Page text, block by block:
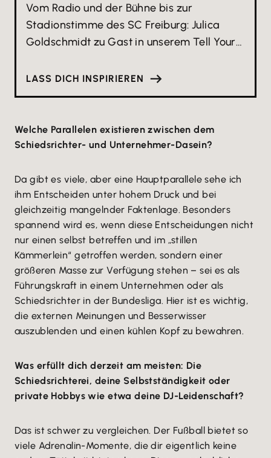
Vom Radio und der Bühne bis zur
Stadionstimme des SC Freiburg: Julica
Goldschmidt zu Gast in unserem Tell Your
LASS DICH INSPIRIEREN
Welche Parallelen existieren zwischen dem
Schiedsrichter- und Unternehmer-Dasein?
Da gibt es viele, aber eine Hauptparallele sehe ich
ihm Entscheiden unter hohem Druck und bei
gleichzeitig mangelnder Faktenlage. Besonders
spannend wird es, wenn diese Entscheidungen nicht
nur einen selbst betreffen und im „stillen
Kämmerlein“ getroffen werden, sondern einer
größeren Masse zur Verfügung stehen – sei es als
Führungskraft in einem Unternehmen oder als
Schiedsrichter in der Bundesliga. Hier ist es wichtig,
die externen Meinungen und Besserwisser
auszublenden und einen kühlen Kopf zu bewahren.
Was erfüllt dich derzeit am meisten: Die
Schiedsrichterei, deine Selbstständigkeit oder
private Hobbys wie etwa deine DJ-Leidenschaft?
Das ist schwer zu vergleichen. Der Fußball bietet so
viele Adrenalin-Momente, die dir eigentlich keine